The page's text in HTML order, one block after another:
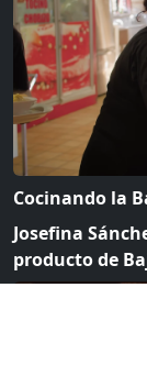
Cocinando la
Josefina
producto de